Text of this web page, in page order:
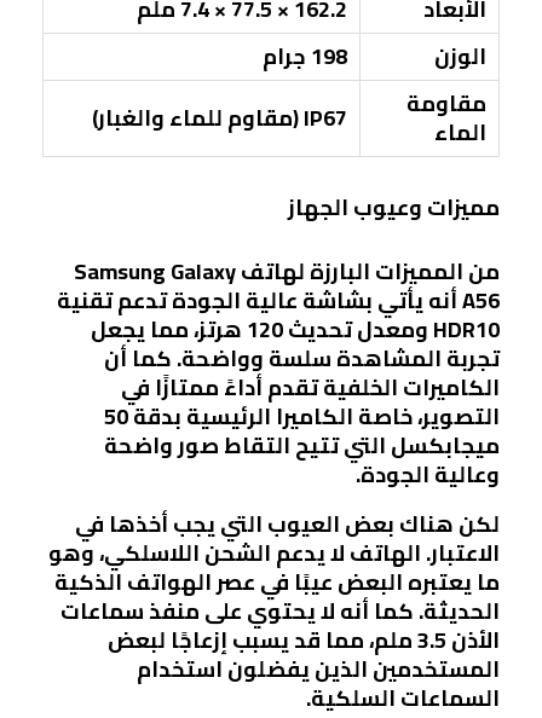
الأبعاد
162.2 × 77.5 × 7.4 ملم
الوزن
198 جرام
مقاومة
الماء IP67 (مقاوم للماء والغبار)
مميزات وعيوب الجهاز
من المميزات البارزة لهاتف Samsung Galaxy
A56 أنه يأتي بشاشة عالية الجودة تدعم تقنية
HDR10 ومعدل تحديث 120 هرتز، مما يجعل
تجربة المشاهدة سلسة وواضحة. كما أن
الكاميرات الخلفية تقدم أداءً ممتازًا في
التصوير، خاصة الكاميرا الرئيسية بدقة 50
ميجابكسل التي تتيح التقاط صور واضحة
وعالية الجودة.
لكن هناك بعض العيوب التي يجب أخذها في
الاعتبار. الهاتف لا يدعم الشحن اللاسلكي، وهو
ما يعتبره البعض عيبًا في عصر الهواتف الذكية
الحديثة. كما أنه لا يحتوي على منفذ سماعات
الأذن 3.5 ملم، مما قد يسبب إزعاجًا لبعض
المستخدمين الذين يفضلون استخدام
السماعات السلكية.